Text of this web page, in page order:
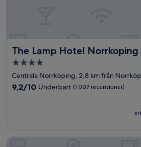
The Lamp Hotel Norrkoping
The Lamp Hotel Norrkoping
4.0-
stjärnigt
boende
Centrala Norrköping, 2,8 km från
9.2
9,2/10 Underbart (1 007 recensioner)